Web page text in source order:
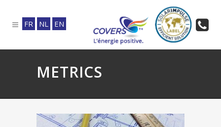
FR NL EN
METRICS